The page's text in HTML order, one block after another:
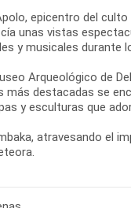
epicentro del
unas vistas
y musicales durante
Arqueológico de
destacadas se
y esculturas que
atravesando el